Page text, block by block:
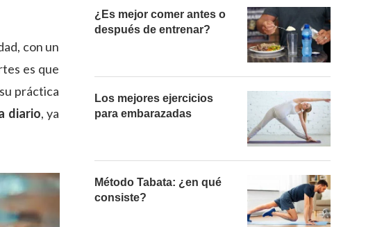
con un
es que
práctica
diario, ya
¿Es mejor comer antes o
después de entrenar?
Los mejores ejercicios
para embarazadas
Método Tabata: ¿en qué
consiste?